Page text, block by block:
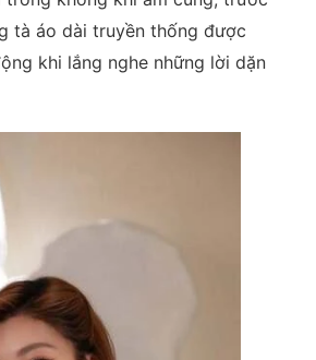
tà áo dài truyền thống được
khi lắng nghe những lời dặn